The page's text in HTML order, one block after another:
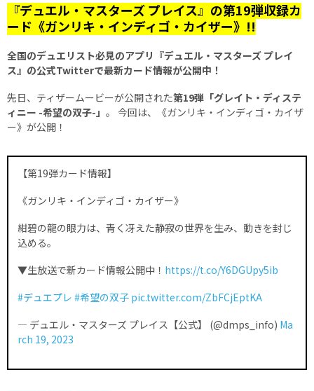
『デュエル・マスターズ プレイス』の第19弾収録カ
ード《ガンリキ・インディゴ・カイザー》!!
全国のデュエリスト必見のアプリ『デュエル・マスターズ プレイ
ス』の公式Twitterで最新カード情報が公開中！
先日、ティザームービーが公開された第19弾「グレイト・ディステ
ィニー -希望の双子-」 。 今回は、《ガンリキ・インディゴ・カイザ
ー》が公開！
【第19弾カード情報】
《ガンリキ・インディゴ・カイザー》
紺碧の龍の眼力は、青く冴えた静寂の世界を生み、動きを封じ
込める。
▼生放送で新カード情報公開中！ https://t.co/Y6DGUpy5ib
#デュエプレ #希望の双子 pic.twitter.com/ZbFCjEptKA
— デュエル・マスターズ プレイス【公式】 (@dmps_info) Ma
rch 19, 2023